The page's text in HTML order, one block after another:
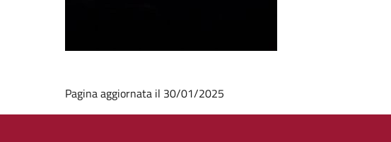
Pagina aggiornata il 30/01/2025